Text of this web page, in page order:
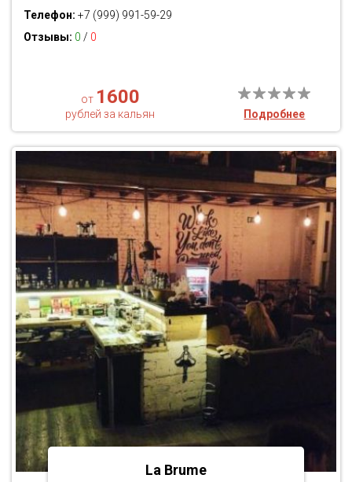
Телефон: +7 (999) 991-59-29
Отзывы: 0 / 0
от 1600
рублей за кальян Подробнее
La Brume